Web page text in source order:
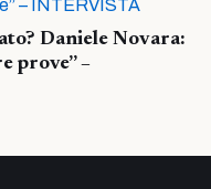
Daniele Novara:
prove” –